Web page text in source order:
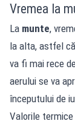
Vremea la
La munte,
la alta, astfel
va fi mai rece
aerului se va
începutului de
Valorile